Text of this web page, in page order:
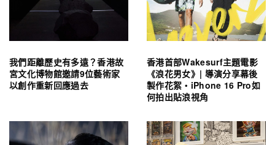
我們距離歷史有多遠？香港故
宮文化博物館邀請9位藝術家
以創作重新回應過去
香港首部Wakesurf主題電影
《浪花男女》| 導演分享幕後
製作花絮・iPhone 16 Pro如
何拍出貼浪視角